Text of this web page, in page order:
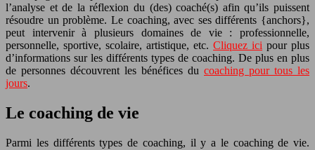
l’analyse et de la réflexion du (des) coaché(s) afin qu’ils puissent
résoudre un problème. Le coaching, avec ses différents {anchors},
peut intervenir à plusieurs domaines de vie : professionnelle,
personnelle, sportive, scolaire, artistique, etc. Cliquez ici pour plus
d’informations sur les différents types de coaching. De plus en plus
de personnes découvrent les bénéfices du coaching pour tous les
jours.
Le coaching de vie
Parmi les différents types de coaching, il y a le coaching de vie.